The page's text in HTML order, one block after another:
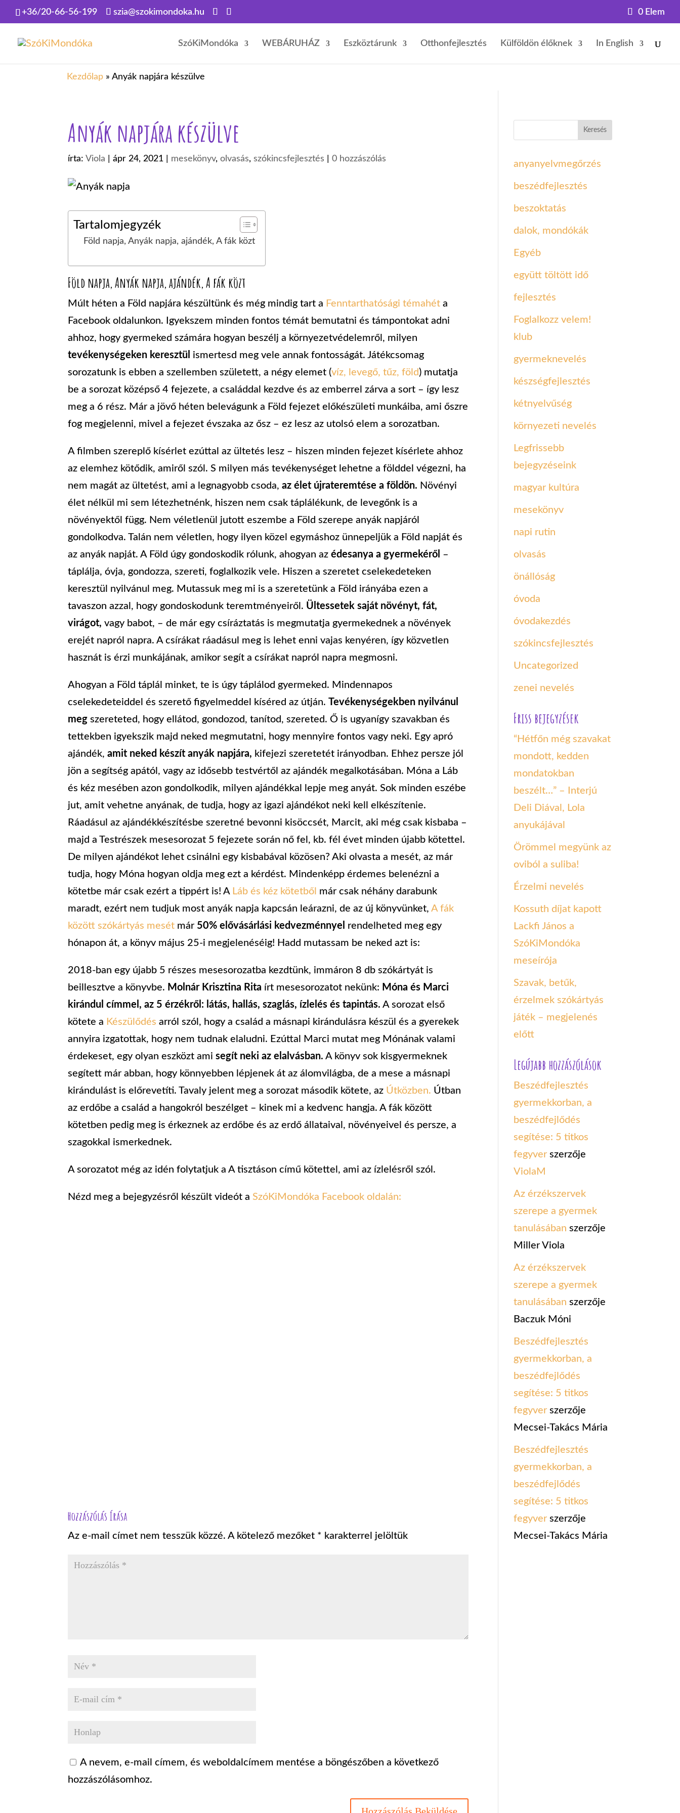
+36/20-66-56-199 szia@szokimondoka.hu 0 Elem
SzóKiMondóka WEBÁRUHÁZ Eszköztárunk Otthonfejlesztés Külföldön élőknek In English
Kezdőlap » Anyák napjára készülve
Anyák napjára készülve
írta:Viola |ápr 24, 2021 mesekönyv,olvasás,szókincsfejlesztés |0 hozzászólás
Tartalomjegyzék
Föld napja, Anyák napja, ajándék, A fák közt
Föld napja, Anyák napja, ajándék, A fák közt
Múlt héten a Föld napjára készültünk és még mindig tart a Fenntarthatósági témahét a
Facebook oldalunkon. Igyekszem minden fontos témát bemutatni és támpontokat adni
ahhoz, hogy gyermeked számára hogyan beszélj a környezetvédelemről, milyen
tevékenységeken keresztül ismertesd meg vele annak fontosságát. Játékcsomag
sorozatunk is ebben a szellemben született, a négy elemet (víz, levegő, tűz, föld) mutatja
be a sorozat középső 4 fejezete, a családdal kezdve és az emberrel zárva a sort – így lesz
meg a 6 rész. Már a jövő héten belevágunk a Föld fejezet előkészületi munkáiba, ami őszre
fog megjelenni, mivel a fejezet évszaka az ősz – ez lesz az utolsó elem a sorozatban.
A filmben szereplő kísérlet ezúttal az ültetés lesz – hiszen minden fejezet kísérlete ahhoz
az elemhez kötődik, amiről szól. S milyen más tevékenységet lehetne a földdel végezni, ha
nem magát az ültetést, ami a legnagyobb csoda,az élet újrateremtése a földön. Növényi
élet nélkül mi sem létezhetnénk, hiszen nem csak táplálékunk, de levegőnk is a
növényektől függ. Nem véletlenül jutott eszembe a Föld szerepe anyák napjáról
gondolkodva. Talán nem véletlen, hogy ilyen közel egymáshoz ünnepeljük a Föld napját és
az anyák napját. A Föld úgy gondoskodik rólunk, ahogyan azédesanya a gyermekéről –
táplálja, óvja, gondozza, szereti, foglalkozik vele. Hiszen a szeretet cselekedeteken
keresztül nyilvánul meg. Mutassuk meg mi is a szeretetünk a Föld irányába ezen a
tavaszon azzal, hogy gondoskodunk teremtményeiről. Ültessetek saját növényt, fát,
virágot, vagy babot, – de már egy csíráztatás is megmutatja gyermekednek a növények
erejét napról napra. A csírákat ráadásul meg is lehet enni vajas kenyéren, így közvetlen
hasznát is érzi munkájának, amikor segít a csírákat napról napra megmosni.
Ahogyan a Föld táplál minket, te is úgy táplálod gyermeked. Mindennapos
cselekedeteiddel és szerető figyelmeddel kíséred az útján.
Tevékenységekben nyilvánul
meg szereteted, hogy ellátod, gondozod, tanítod, szereted. Ő is ugyanígy szavakban és
tettekben igyekszik majd neked megmutatni, hogy mennyire fontos vagy neki. Egy apró
ajándék, amit neked készít anyák napjára, kifejezi szeretetét irányodban. Ehhez persze jól
jön a segítség apától, vagy az idősebb testvértől az ajándék megalkotásában. Móna a Láb
és kéz mesében azon gondolkodik, milyen ajándékkal lepje meg anyát. Sok minden eszébe
jut, amit vehetne anyának, de tudja, hogy az igazi ajándékot neki kell elkészítenie.
Ráadásul az ajándékkészítésbe szeretné bevonni kisöccsét, Marcit, aki még csak kisbaba –
majd a Testrészek mesesorozat 5 fejezete során nő fel, kb. fél évet minden újabb kötettel.
De milyen ajándékot lehet csinálni egy kisbabával közösen? Aki olvasta a mesét, az már
tudja, hogy Móna hogyan oldja meg ezt a kérdést. Mindenképp érdemes belenézni a
kötetbe már csak ezért a tippért is! A Láb és kéz kötetből már csak néhány darabunk
maradt, ezért nem tudjuk most anyák napja kapcsán leárazni, de az új könyvünket,A fák
között szókártyás mesét már 50% elővásárlási kedvezménnyel rendelheted meg egy
hónapon át, a könyv május 25-i megjelenéséig! Hadd mutassam be neked azt is:
2018-ban egy újabb 5 részes mesesorozatba kezdtünk, immáron 8 db szókártyát is
beillesztve a könyvbe. Molnár Krisztina Rita írt mesesorozatot nekünk: Móna és Marci
kirándul címmel, az 5 érzékről: látás, hallás, szaglás, ízlelés és tapintás. A sorozat első
kötete a Készülődés arról szól, hogy a család a másnapi kirándulásra készül és a gyerekek
annyira izgatottak, hogy nem tudnak elaludni. Ezúttal Marci mutat meg Mónának valami
érdekeset, egy olyan eszközt amisegít neki az elalvásban. A könyv sok kisgyermeknek
segített már abban, hogy könnyebben lépjenek át az álomvilágba, de a mese a másnapi
kirándulást is előrevetíti. Tavaly jelent meg a sorozat második kötete, az Útközben. Útban
az erdőbe a család a hangokról beszélget – kinek mi a kedvenc hangja. A fák között
kötetben pedig meg is érkeznek az erdőbe és az erdő állataival, növényeivel és persze, a
szagokkal ismerkednek.
A sorozatot még az idén folytatjuk a A tisztáson című kötettel, ami az ízlelésről szól.
Nézd meg a bejegyzésről készült videót aSzóKiMondóka Facebook oldalán:
Hozzászólás Írása
Az e-mail címet nem tesszük közzé. A kötelező mezőket * karakterrel jelöltük
A nevem, e-mail címem, és weboldalcímem mentése a böngészőben a következő
hozzászólásomhoz.
Keresés
anyanyelvmegőrzés
beszédfejlesztés
beszoktatás
dalok, mondókák
Egyéb
együtt töltött idő
fejlesztés
Foglalkozz velem!
klub
gyermeknevelés
készségfejlesztés
kétnyelvűség
környezeti nevelés
Legfrissebb
bejegyzéseink
magyar kultúra
mesekönyv
napi rutin
olvasás
önállóság
óvoda
óvodakezdés
szókincsfejlesztés
Uncategorized
zenei nevelés
Friss bejegyzések
“Hétfőn még szavakat
mondott, kedden
mondatokban
beszélt…” – Interjú
Deli Diával, Lola
anyukájával
Örömmel megyünk az
oviból a suliba!
Érzelmi nevelés
Kossuth díjat kapott
Lackfi János a
SzóKiMondóka
meseírója
Szavak, betűk,
érzelmek szókártyás
játék – megjelenés
előtt
Legújabb hozzászólások
Beszédfejlesztés
gyermekkorban, a
beszédfejlődés
segítése: 5 titkos
fegyver szerzője
ViolaM
Az érzékszervek
szerepe a gyermek
tanulásában szerzője
Miller Viola
Az érzékszervek
szerepe a gyermek
tanulásában szerzője
Baczuk Móni
Beszédfejlesztés
gyermekkorban, a
beszédfejlődés
segítése: 5 titkos
fegyver szerzője
Mecsei-Takács Mária
Beszédfejlesztés
gyermekkorban, a
beszédfejlődés
segítése: 5 titkos
fegyver szerzője
Mecsei-Takács Mária